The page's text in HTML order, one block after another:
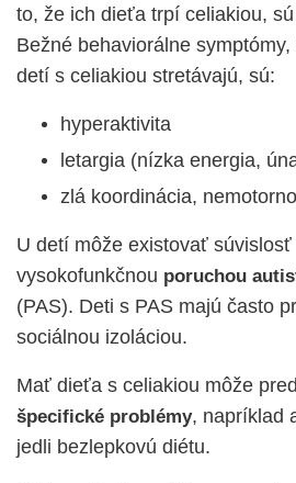
to, že ich dieťa trpí celiakiou, sú
Bežné behaviorálne
detí s celiakiou stretávajú, sú:
hyperaktivita
letargia (nízka energia,
zlá koordinácia,
U detí môže existovať
vysokofunkčnou poruchou
(PAS). Deti s PAS majú často
sociálnou izoláciou.
Mať dieťa s celiakiou môže
špecifické problémy, napríklad
jedli bezlepkovú diétu.